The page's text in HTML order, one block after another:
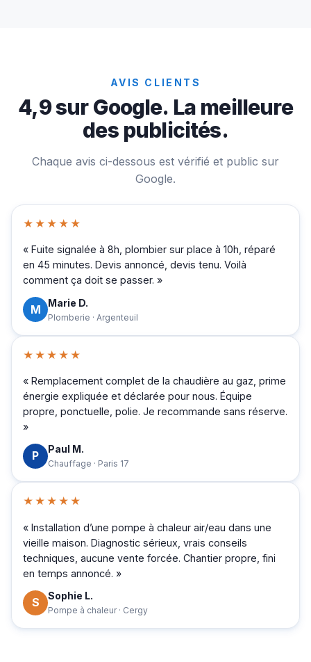
AVIS CLIENTS
4,9 sur Google. La meilleure
des publicités.
Chaque avis ci-dessous est vérifié et public sur
Google.
★★★★★
« Fuite signalée à 8h, plombier sur place à 10h, réparé
en 45 minutes. Devis annoncé, devis tenu. Voilà
comment ça doit se passer. »
M Marie D.
Plomberie · Argenteuil
★★★★★
« Remplacement complet de la chaudière au gaz, prime
énergie expliquée et déclarée pour nous. Équipe
propre, ponctuelle, polie. Je recommande sans réserve.
»
P Paul M.
Chauffage · Paris 17
★★★★★
« Installation d’une pompe à chaleur air/eau dans une
vieille maison. Diagnostic sérieux, vrais conseils
techniques, aucune vente forcée. Chantier propre, fini
en temps annoncé. »
S Sophie L.
Pompe à chaleur · Cergy